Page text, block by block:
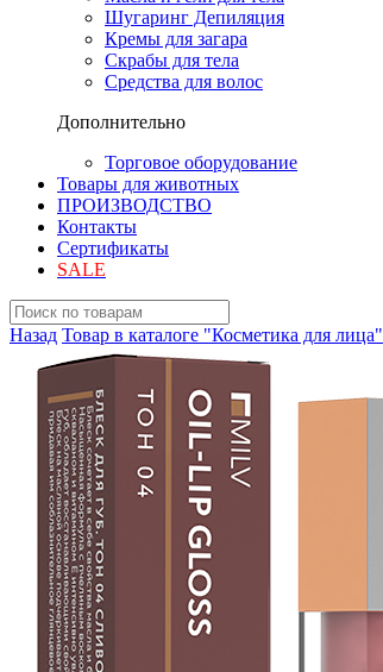
Шугаринг Депиляция
Кремы для загара
Скрабы для тела
Средства для волос
Дополнительно
Торговое оборудование
Товары для животных
ПРОИЗВОДСТВО
Контакты
Сертификаты
SALE
Назад Товар в каталоге "Косметика для лица"